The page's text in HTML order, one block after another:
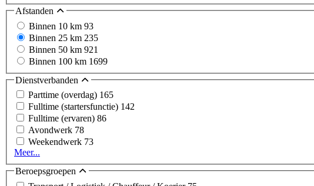
Afstanden
Binnen 10 km 93
Binnen 25 km 235
Binnen 50 km 921
Binnen 100 km 1699
Dienstverbanden
Parttime (overdag) 165
Fulltime (startersfunctie) 142
Fulltime (ervaren) 86
Avondwerk 78
Weekendwerk 73
Meer...
Beroepsgroepen